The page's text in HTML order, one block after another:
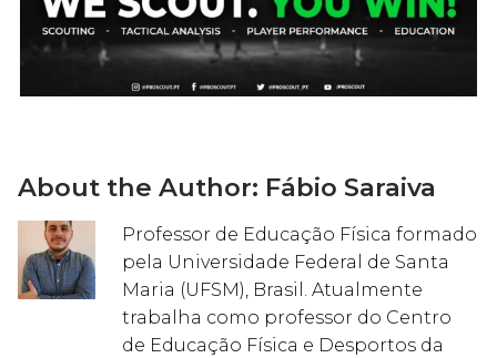
About the Author: Fábio Saraiva
Professor de Educação Física formado
pela Universidade Federal de Santa
Maria (UFSM), Brasil. Atualmente
trabalha como professor do Centro
de Educação Física e Desportos da